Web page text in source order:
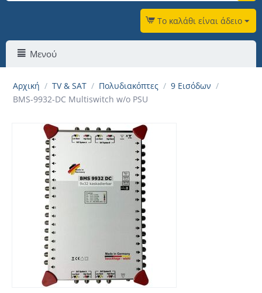
Το καλάθι είναι άδειο
Μενού
Αρχική / TV & SAT / Πολυδιακόπτες / 9 Εισόδων /
BMS-9932-DC Multiswitch w/o PSU